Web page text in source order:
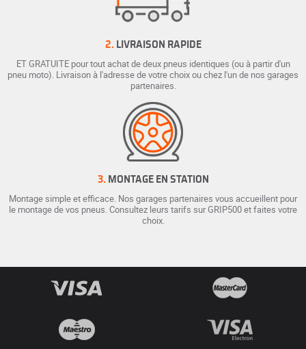
2. LIVRAISON RAPIDE
ET GRATUITE pour tout achat de deux pneus identiques (ou à partir d'un
pneu moto). Livraison à l'adresse de votre choix ou chez l'un de nos garages
partenaires.
3. MONTAGE EN STATION
Montage simple et efficace. Nos garages partenaires vous accueillent pour
le montage de vos pneus. Consultez leurs tarifs sur GRIP500 et faites votre
choix.